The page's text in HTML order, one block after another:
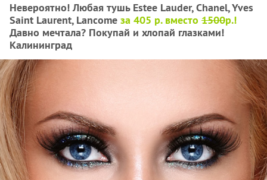
Невероятно! Любая тушь Estee Lauder, Chanel, Yves
Saint Laurent, Lancome за 405 р. вместо 1500р.!
Давно мечтала? Покупай и хлопай глазками!
Калининград